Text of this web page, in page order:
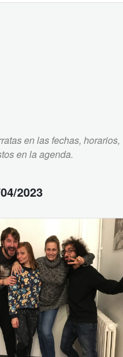
en las fechas, horarios,
en la agenda.
2023